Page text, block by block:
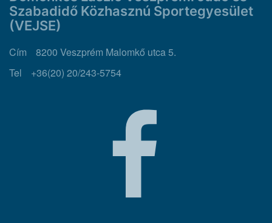
Szabadidő Közhasznú Sportegyesület
(VEJSE)
Cím
8200 Veszprém Malomkő utca 5.
Tel
+36(20) 20/243-5754